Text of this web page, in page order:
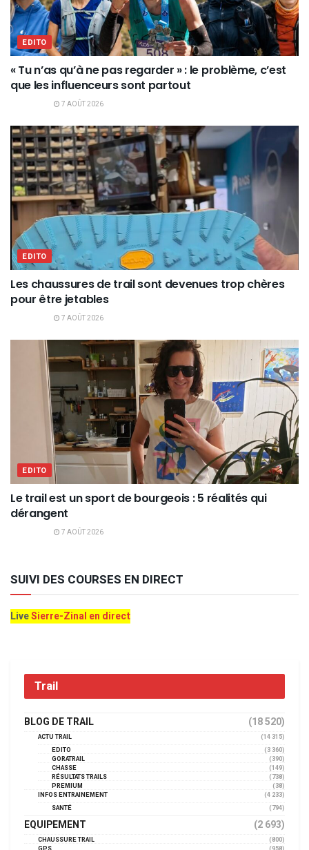
EDITO
« Tu n’as qu’à ne pas regarder » : le problème, c’est
que les influenceurs sont partout
7 AOÛT 2026
EDITO
Les chaussures de trail sont devenues trop chères
pour être jetables
7 AOÛT 2026
EDITO
Le trail est un sport de bourgeois : 5 réalités qui
dérangent
7 AOÛT 2026
SUIVI DES COURSES EN DIRECT
LiveSierre-Zinal en direct
Trail
BLOG DE TRAIL (18 520)
ACTU TRAIL
(14 315)
EDITO
(3 360)
GORATRAIL
(390)
CHASSE
(149)
RÉSULTATS TRAILS
(738)
PREMIUM
(38)
INFOS ENTRAINEMENT
(4 233)
SANTÉ
(794)
EQUIPEMENT (2 693)
CHAUSSURE TRAIL
(800)